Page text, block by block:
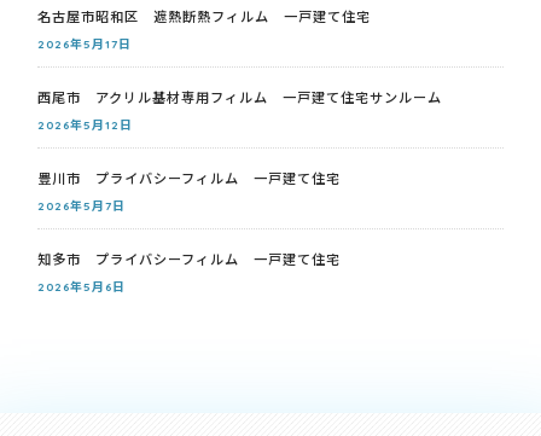
名古屋市昭和区 遮熱断熱フィルム 一戸建て住宅
2026年5月17日
西尾市 アクリル基材専用フィルム 一戸建て住宅サンルーム
2026年5月12日
豊川市 プライバシーフィルム 一戸建て住宅
2026年5月7日
知多市 プライバシーフィルム 一戸建て住宅
2026年5月6日